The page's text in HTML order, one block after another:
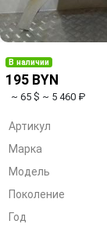
В наличии
195 BYN
~ 65 $ ~ 5 460 ₽
Артикул
Марка
Модель
Поколение
Год